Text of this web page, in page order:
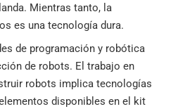
Mientras tanto, la
es una tecnología dura.
de programación y robótica
de robots. El trabajo en
robots implica tecnologías
disponibles en el kit